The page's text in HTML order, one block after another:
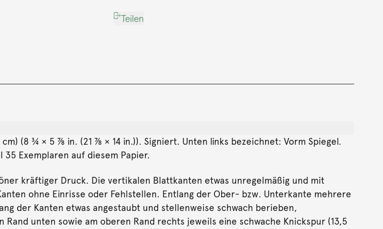
Teilen
(8 ¾ × 5 ⅞ in. (21 ⅞ × 14 in.)). Signiert. Unten links bezeichnet: Vorm Spiegel.
35 Exemplaren auf diesem Papier.
kräftiger Druck. Die vertikalen Blattkanten etwas unregelmäßig und mit
ohne Einrisse oder Fehlstellen. Entlang der Ober- bzw. Unterkante mehrere
der Kanten etwas angestaubt und stellenweise schwach berieben,
unten sowie am oberen Rand rechts jeweils eine schwache Knickspur (13,5